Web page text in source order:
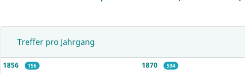
Treffer pro Jahrgang
1856 156 1870 594